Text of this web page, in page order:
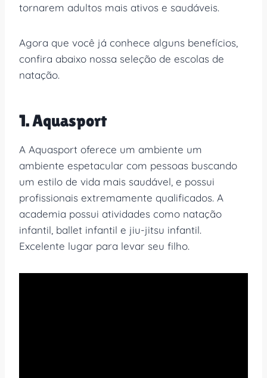
tornarem adultos mais ativos e saudáveis.
Agora que você já conhece alguns benefícios,
confira abaixo nossa seleção de escolas de
natação.
1. Aquasport
A Aquasport oferece um ambiente um
ambiente espetacular com pessoas buscando
um estilo de vida mais saudável, e possui
profissionais extremamente qualificados. A
academia possui atividades como natação
infantil, ballet infantil e jiu-jitsu infantil.
Excelente lugar para levar seu filho.